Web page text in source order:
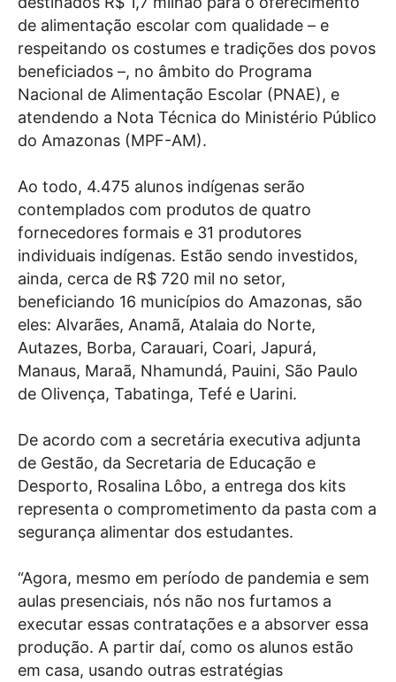
de alimentação escolar com qualidade – e
respeitando os costumes e tradições dos povos
beneficiados –, no âmbito do Programa
Nacional de Alimentação Escolar (PNAE), e
atendendo a Nota Técnica do Ministério Público
do Amazonas (MPF-AM).
Ao todo, 4.475 alunos indígenas serão
contemplados com produtos de quatro
fornecedores formais e 31 produtores
individuais indígenas. Estão sendo investidos,
ainda, cerca de R$ 720 mil no setor,
beneficiando 16 municípios do Amazonas, são
eles: Alvarães, Anamã, Atalaia do Norte,
Autazes, Borba, Carauari, Coari, Japurá,
Manaus, Maraã, Nhamundá, Pauini, São Paulo
de Olivença, Tabatinga, Tefé e Uarini.
De acordo com a secretária executiva adjunta
de Gestão, da Secretaria de Educação e
Desporto, Rosalina Lôbo, a entrega dos kits
representa o comprometimento da pasta com a
segurança alimentar dos estudantes.
“Agora, mesmo em período de pandemia e sem
aulas presenciais, nós não nos furtamos a
executar essas contratações e a absorver essa
produção. A partir daí, como os alunos estão
em casa, usando outras estratégias